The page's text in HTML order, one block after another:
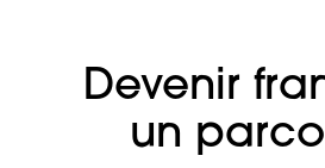
Devenir
un